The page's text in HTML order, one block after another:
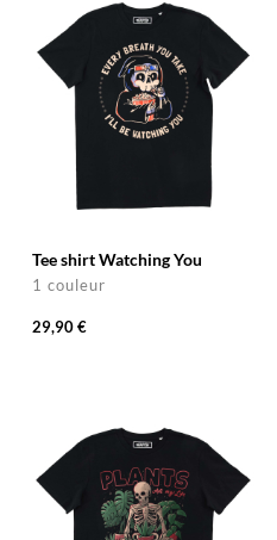
Tee shirt Watching You
1 couleur
29,90 €